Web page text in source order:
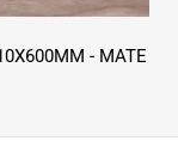
- MATE